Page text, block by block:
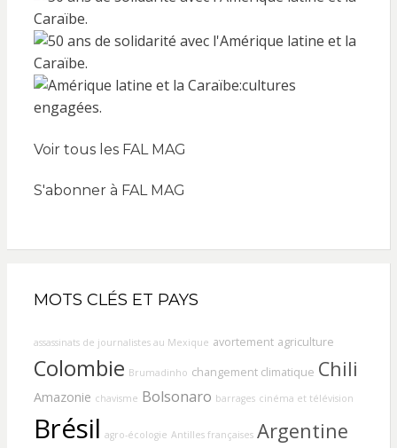
Voir tous les FAL MAG
S'abonner à FAL MAG
MOTS CLÉS ET PAYS
assassinats de journalistes au Mexique avortement agriculture
Colombie Brumadinho changement climatique Chili
Amazonie chavisme Bolsonaro barrages cinéma et télévision
Brésil agro-écologie Antilles françaises Argentine